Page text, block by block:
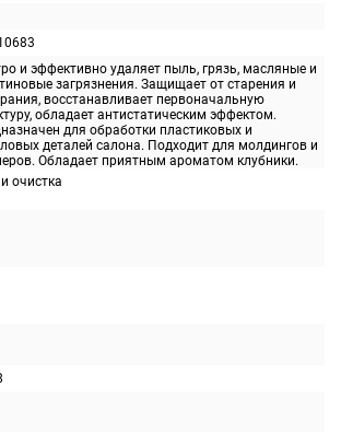
и эффективно удаляет пыль, грязь, масляные и
загрязнения. Защищает от старения и
восстанавливает первоначальную
обладает антистатическим эффектом.
для обработки пластиковых и
деталей салона. Подходит для молдингов и
Обладает приятным ароматом клубники.
очистка